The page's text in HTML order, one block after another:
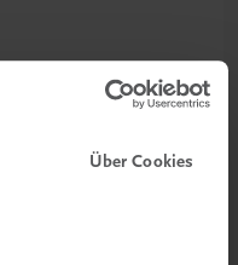
Über Cookies